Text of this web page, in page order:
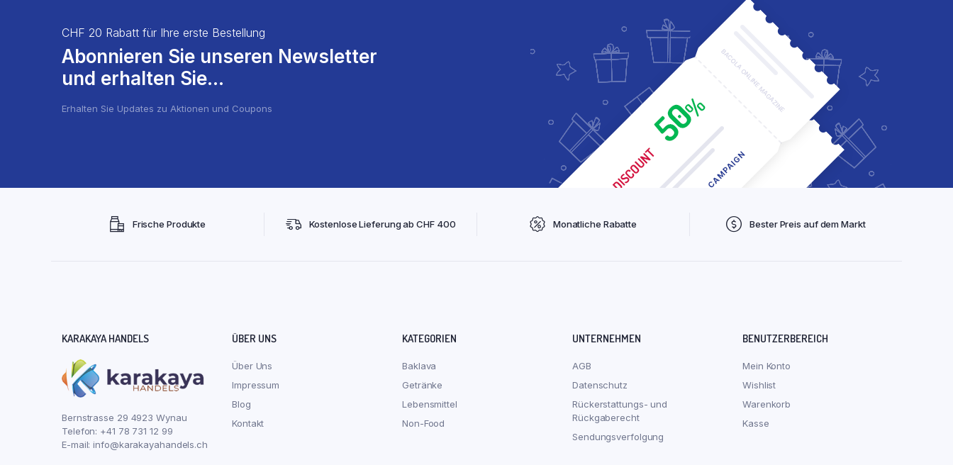
CHF 20 Rabatt für Ihre erste Bestellung
Abonnieren Sie unseren Newsletter
und erhalten Sie...
Erhalten Sie Updates zu Aktionen und Coupons
Frische Produkte Kostenlose Lieferung ab CHF 400 Monatliche Rabatte Bester Preis auf dem Markt
KARAKAYA HANDELS
Bernstrasse 29 4923 Wynau
Telefon: +41 78 731 12 99
E-mail:info@karakayahandels.ch
ÜBER UNS
Über Uns
Impressum
Blog
Kontakt
KATEGORIEN
Baklava
Getränke
Lebensmittel
Non-Food
UNTERNEHMEN
AGB
Datenschutz
Rückerstattungs- und
Rückgaberecht
Sendungsverfolgung
BENUTZERBEREICH
Mein Konto
Wishlist
Warenkorb
Kasse